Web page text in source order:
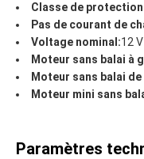
Classe de
Pas de courant de
Voltage nominal:12 V
Moteur sans balai à
Moteur sans balai
Moteur mini sans
Paramètres